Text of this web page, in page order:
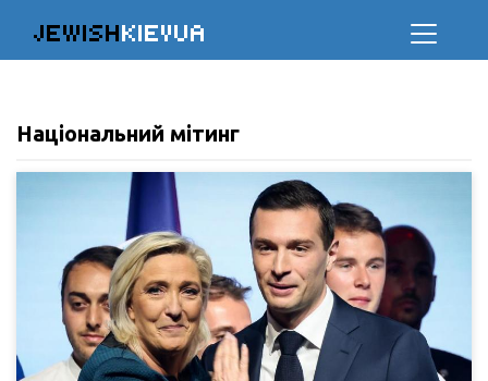
JEWISHKIEVUA
Національний мітинг